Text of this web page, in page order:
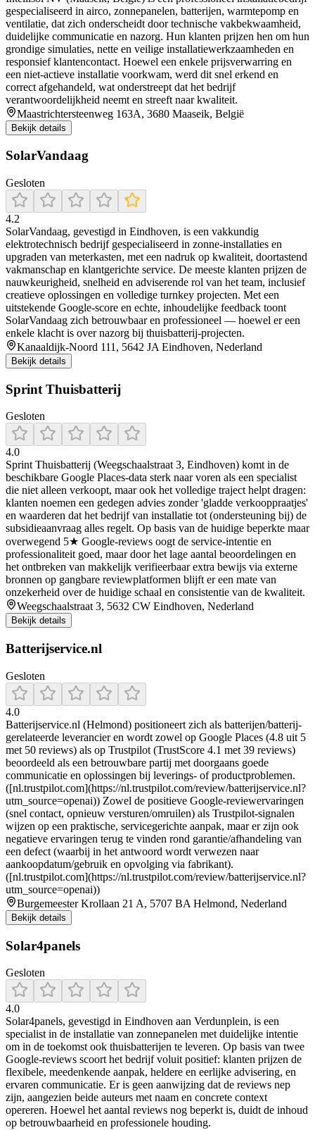
gespecialiseerd in airco, zonnepanelen, batterijen, warmtepomp en
ventilatie, dat zich onderscheidt door technische vakbekwaamheid,
duidelijke communicatie en nazorg. Hun klanten prijzen hen om hun
grondige simulaties, nette en veilige installatiewerkzaamheden en
responsief klantencontact. Hoewel een enkele prijsverwarring en
een niet-actieve installatie voorkwam, werd dit snel erkend en
correct afgehandeld, wat onderstreept dat het bedrijf
verantwoordelijkheid neemt en streeft naar kwaliteit.
Maastrichtersteenweg 163A, 3680 Maaseik, België
Bekijk details
SolarVandaag
Gesloten
4.2
SolarVandaag, gevestigd in Eindhoven, is een vakkundig
elektrotechnisch bedrijf gespecialiseerd in zonne-installaties en
upgraden van meterkasten, met een nadruk op kwaliteit, doortastend
vakmanschap en klantgerichte service. De meeste klanten prijzen de
nauwkeurigheid, snelheid en adviserende rol van het team, inclusief
creatieve oplossingen en volledige turnkey projecten. Met een
uitstekende Google-score en echte, inhoudelijke feedback toont
SolarVandaag zich betrouwbaar en professioneel — hoewel er een
enkele klacht is over nazorg bij thuisbatterij-projecten.
Kanaaldijk-Noord 111, 5642 JA Eindhoven, Nederland
Bekijk details
Sprint Thuisbatterij
Gesloten
4.0
Sprint Thuisbatterij (Weegschaalstraat 3, Eindhoven) komt in de
beschikbare Google Places-data sterk naar voren als een specialist
die niet alleen verkoopt, maar ook het volledige traject helpt dragen:
klanten noemen een gedegen advies zonder 'gladde verkooppraatjes'
en waarderen dat het bedrijf van installatie tot (ondersteuning bij) de
subsidieaanvraag alles regelt. Op basis van de huidige beperkte maar
overwegend 5★ Google-reviews oogt de service-intentie en
professionaliteit goed, maar door het lage aantal beoordelingen en
het ontbreken van makkelijk verifieerbaar extra bewijs via externe
bronnen op gangbare reviewplatformen blijft er een mate van
onzekerheid over de huidige schaal en consistentie van de kwaliteit.
Weegschaalstraat 3, 5632 CW Eindhoven, Nederland
Bekijk details
Batterijservice.nl
Gesloten
4.0
Batterijservice.nl (Helmond) positioneert zich als batterijen/batterij-
gerelateerde leverancier en wordt zowel op Google Places (4.8 uit 5
met 50 reviews) als op Trustpilot (TrustScore 4.1 met 39 reviews)
beoordeeld als een betrouwbare partij met doorgaans goede
communicatie en oplossingen bij leverings- of productproblemen.
([nl.trustpilot.com](https://nl.trustpilot.com/review/batterijservice.nl?
utm_source=openai)) Zowel de positieve Google-reviewervaringen
(snel contact, opnieuw versturen/omruilen) als Trustpilot-signalen
wijzen op een praktische, servicegerichte aanpak, maar er zijn ook
negatieve ervaringen terug te vinden rond garantie/afhandeling van
een defect (waarbij in het antwoord wordt verwezen naar
aankoopdatum/gebruik en opvolging via fabrikant).
([nl.trustpilot.com](https://nl.trustpilot.com/review/batterijservice.nl?
utm_source=openai))
Burgemeester Krollaan 21 A, 5707 BA Helmond, Nederland
Bekijk details
Solar4panels
Gesloten
4.0
Solar4panels, gevestigd in Eindhoven aan Verdunplein, is een
specialist in de installatie van zonnepanelen met duidelijke intentie
om in de toekomst ook thuisbatterijen te leveren. Op basis van twee
Google-reviews scoort het bedrijf voluit positief: klanten prijzen de
flexibele, meedenkende aanpak, heldere en eerlijke advisering, en
ervaren communicatie. Er is geen aanwijzing dat de reviews nep
zijn, aangezien beide auteurs met naam en concrete context
opereren. Hoewel het aantal reviews nog beperkt is, duidt de inhoud
op betrouwbaarheid en professionele houding.